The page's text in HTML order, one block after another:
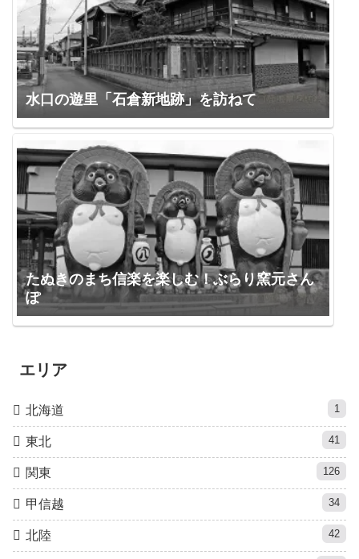
水口の遊里「石倉新地跡」を訪ねて
たぬきのまち信楽を楽しむ！ぶらり窯元さん
ぽ
エリア
北海道 1
東北 41
関東 126
甲信越 34
北陸 42